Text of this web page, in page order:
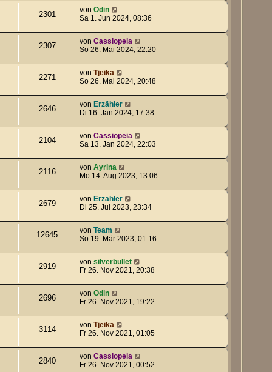
2301 von Odin
Sa 1. Jun 2024, 08:36
2307 von Cassiopeia
So 26. Mai 2024, 22:20
2271 von Tjeika
So 26. Mai 2024, 20:48
2646 von Erzähler
Di 16. Jan 2024, 17:38
2104 von Cassiopeia
Sa 13. Jan 2024, 22:03
2116 von Ayrina
Mo 14. Aug 2023, 13:06
2679 von Erzähler
Di 25. Jul 2023, 23:34
12645 von Team
So 19. Mär 2023, 01:16
2919 von silverbullet
Fr 26. Nov 2021, 20:38
2696 von Odin
Fr 26. Nov 2021, 19:22
3114 von Tjeika
Fr 26. Nov 2021, 01:05
2840 von Cassiopeia
Fr 26. Nov 2021, 00:52